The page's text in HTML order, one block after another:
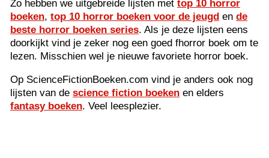
Zo hebben we uitgebreide lijsten met top 10 horror
boeken, top 10 horror boeken voor de jeugd en de
beste horror boeken series. Als je deze lijsten eens
doorkijkt vind je zeker nog een goed fhorror boek om te
lezen. Misschien wel je nieuwe favoriete horror boek.
Op ScienceFictionBoeken.com vind je anders ook nog
lijsten van de science fiction boeken en elders
fantasy boeken. Veel leesplezier.